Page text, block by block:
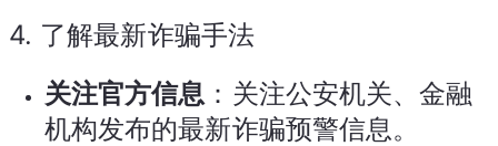
4. 了解最新诈骗手法
关注官方信息 ：关注公安机关、金融
机构发布的最新诈骗预警信息。